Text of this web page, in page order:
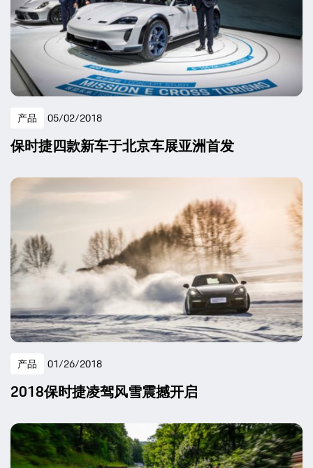
产品 05/02/2018
保时捷四款新车于北京车展亚洲首发
产品 01/26/2018
2018保时捷凌驾风雪震撼开启